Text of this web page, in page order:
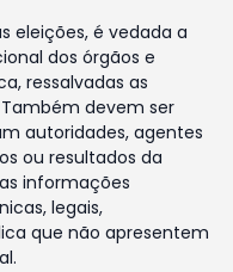
eleições, é vedada a
dos órgãos e
ressalvadas as
devem ser
autoridades, agentes
ou resultados da
informações
legais,
que não apresentem